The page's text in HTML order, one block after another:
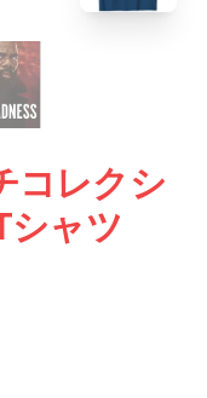
コレクシ
シャツ